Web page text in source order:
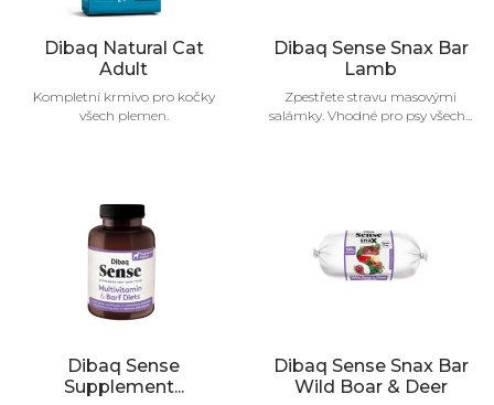
Dibaq Natural Cat
Adult
Kompletní krmivo pro kočky
všech plemen.
Dibaq Sense Snax Bar
Lamb
Zpestřete stravu masovými
salámky. Vhodné pro psy všech...
Dibaq Sense
Supplement...
Dibaq Sense Snax Bar
Wild Boar & Deer